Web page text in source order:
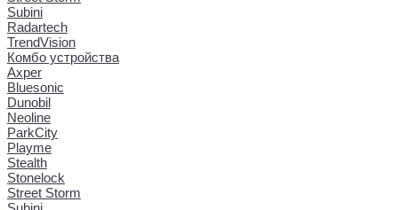
Subini
Radartech
TrendVision
Комбо устройства
Axper
Bluesonic
Dunobil
Neoline
ParkCity
Playme
Stealth
Stonelock
Street Storm